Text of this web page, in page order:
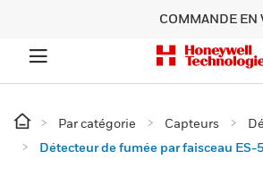
COMMANDE EN
Par catégorie Capteurs
Détecteur de fumée par faisceau ES-